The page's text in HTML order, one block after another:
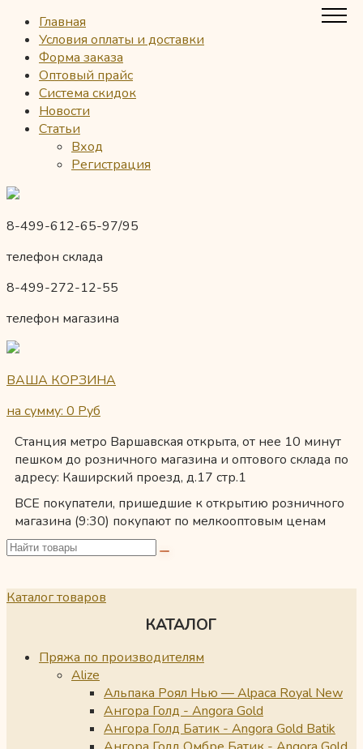
Главная
Условия оплаты и доставки
Форма заказа
Оптовый прайс
Система скидок
Новости
Статьи
Вход
Регистрация
8-499-612-65-97/95
телефон склада
8-499-272-12-55
телефон магазина
ВАША КОРЗИНА
на сумму: 0 Руб
Станция метро Варшавская открыта, от нее 10 минут
пешком до розничного магазина и оптового склада по
адресу: Каширский проезд, д.17 стр.1
ВСЕ покупатели, пришедшие к открытию розничного
магазина (9:30) покупают по мелкооптовым ценам
Каталог товаров
КАТАЛОГ
Пряжа по производителям
Alize
Альпака Роял Нью — Alpaca Royal New
Ангора Голд - Angora Gold
Ангора Голд Батик - Angora Gold Batik